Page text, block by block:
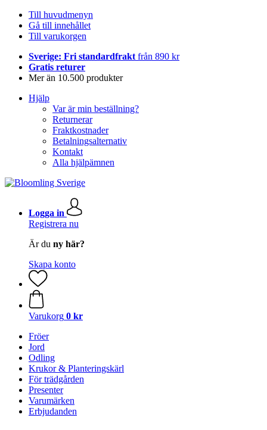
Till huvudmenyn
Gå till innehållet
Till varukorgen
Sverige: Fri standardfrakt från 890 kr
Gratis returer
Mer än 10.500 produkter
Hjälp
Var är min beställning?
Returnerar
Fraktkostnader
Betalningsalternativ
Kontakt
Alla hjälpämnen
Logga in
Registrera nu
Är du ny här?
Skapa konto
Varukorg 0 kr
Fröer
Jord
Odling
Krukor & Planteringskärl
För trädgården
Presenter
Varumärken
Erbjudanden